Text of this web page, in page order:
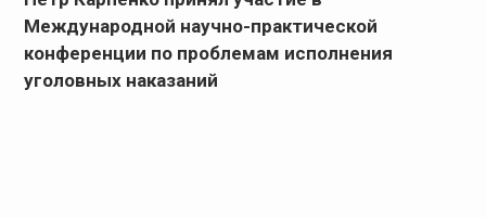
Международной научно-практической
конференции по проблемам исполнения
уголовных наказаний